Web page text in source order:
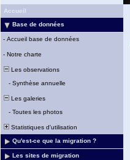
Accueil
Base de données
- Accueil base de données
- Notre charte
Les observations
- Synthèse annuelle
Les galeries
- Toutes les photos
Statistiques d'utilisation
Qu'est-ce que la migration ?
Les sites de migration